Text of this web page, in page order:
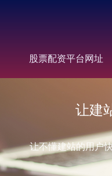
股票配资平台网址
让建
让不懂建站的用户